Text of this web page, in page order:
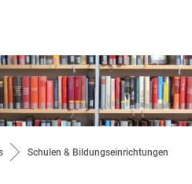
Schulen & Bildungseinrichtungen